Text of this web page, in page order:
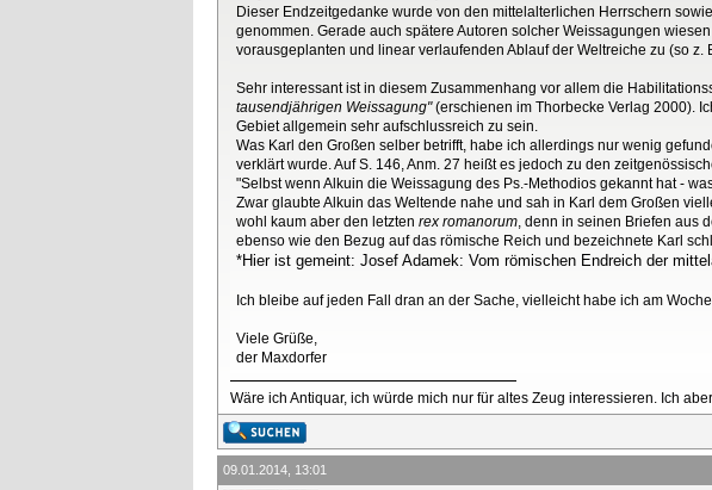
Dieser Endzeitgedanke wurde von den mittelalterlichen Herrschern
genommen. Gerade auch spätere Autoren solcher Weissagungen
vorausgeplanten und linear verlaufenden Ablauf der Weltreiche zu (so z.
Sehr interessant ist in diesem Zusammenhang vor allem die
tausendjährigen Weissagung"(erschienen im Thorbecke Verlag 2000).
Gebiet allgemein sehr aufschlussreich zu sein.
Was Karl den Großen selber betrifft, habe ich allerdings nur wenig
verklärt wurde. Auf S. 146, Anm. 27 heißt es jedoch zu den
"Selbst wenn Alkuin die Weissagung des Ps.-Methodios gekannt hat -
Zwar glaubte Alkuin das Weltende nahe und sah in Karl dem Großen
wohl kaum aber den letzten rex romanorum, denn in seinen Briefen aus
ebenso wie den Bezug auf das römische Reich und bezeichnete Karl
*Hier ist gemeint: Josef Adamek: Vom römischen Endreich der
Ich bleibe auf jeden Fall dran an der Sache, vielleicht habe ich am
Viele Grüße,
der Maxdorfer
Wäre ich Antiquar, ich würde mich nur für altes Zeug interessieren. Ich
09.01.2014, 13:01